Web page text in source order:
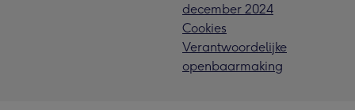
december 2024
Cookies
Verantwoordelijke
openbaarmaking